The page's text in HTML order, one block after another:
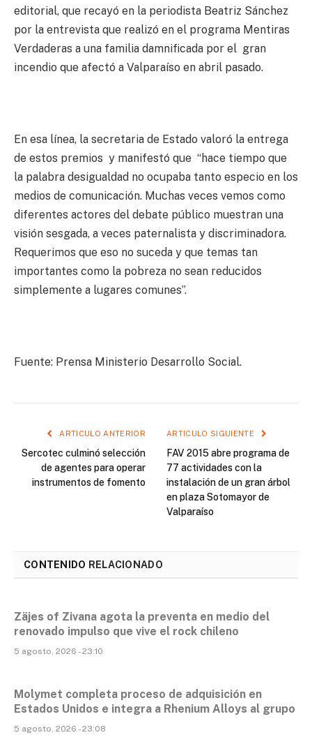
editorial, que recayó en la periodista Beatriz Sánchez
por la entrevista que realizó en el programa Mentiras
Verdaderas a una familia damnificada por el gran
incendio que afectó a Valparaíso en abril pasado.
En esa línea, la secretaria de Estado valoró la entrega
de estos premios y manifestó que “hace tiempo que
la palabra desigualdad no ocupaba tanto especio en los
medios de comunicación. Muchas veces vemos como
diferentes actores del debate público muestran una
visión sesgada, a veces paternalista y discriminadora.
Requerimos que eso no suceda y que temas tan
importantes como la pobreza no sean reducidos
simplemente a lugares comunes”.
Fuente: Prensa Ministerio Desarrollo Social.
ARTICULO ANTERIOR
Sercotec culminó selección
de agentes para operar
instrumentos de fomento
ARTICULO SIGUIENTE
FAV 2015 abre programa de
77 actividades con la
instalación de un gran árbol
en plaza Sotomayor de
Valparaíso
CONTENIDO RELACIONADO
Zäjes of Zivana agota la preventa en medio del
renovado impulso que vive el rock chileno
5 agosto, 2026 - 23:10
Molymet completa proceso de adquisición en
Estados Unidos e integra a Rhenium Alloys al grupo
5 agosto, 2026 - 23:08